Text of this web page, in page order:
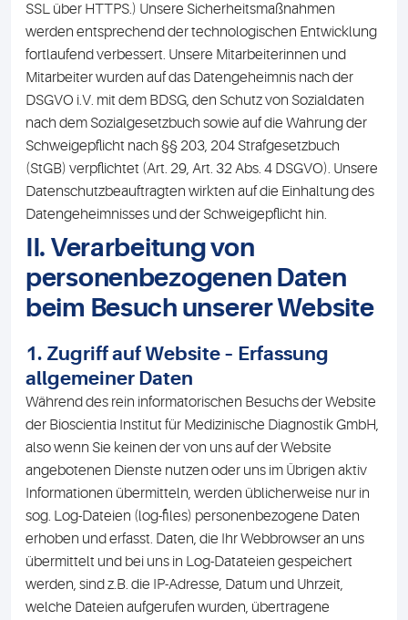
SSL über HTTPS.) Unsere Sicherheitsmaßnahmen
werden entsprechend der technologischen Entwicklung
fortlaufend verbessert. Unsere Mitarbeiterinnen und
Mitarbeiter wurden auf das Datengeheimnis nach der
DSGVO i.V. mit dem BDSG, den Schutz von Sozialdaten
nach dem Sozialgesetzbuch sowie auf die Wahrung der
Schweigepflicht nach §§ 203, 204 Strafgesetzbuch
(StGB) verpflichtet (Art. 29, Art. 32 Abs. 4 DSGVO). Unsere
Datenschutzbeauftragten wirkten auf die Einhaltung des
Datengeheimnisses und der Schweigepflicht hin.
II. Verarbeitung von
personenbezogenen Daten
beim Besuch unserer Website
1. Zugriff auf Website – Erfassung
allgemeiner Daten
Während des rein informatorischen Besuchs der Website
der Bioscientia Institut für Medizinische Diagnostik GmbH,
also wenn Sie keinen der von uns auf der Website
angebotenen Dienste nutzen oder uns im Übrigen aktiv
Informationen übermitteln, werden üblicherweise nur in
sog. Log-Dateien (log-files) personenbezogene Daten
erhoben und erfasst. Daten, die Ihr Webbrowser an uns
übermittelt und bei uns in Log-Datateien gespeichert
werden, sind z.B. die IP-Adresse, Datum und Uhrzeit,
welche Dateien aufgerufen wurden, übertragene